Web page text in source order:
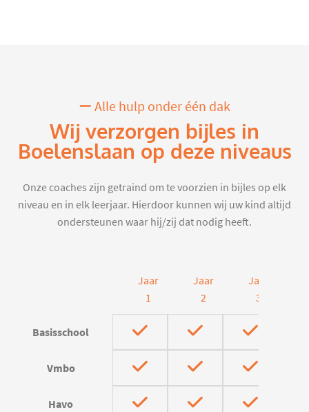
Alle hulp onder één dak
Wij verzorgen bijles in
Boelenslaan op deze niveaus
Onze coaches zijn getraind om te voorzien in bijles op elk
niveau en in elk leerjaar. Hierdoor kunnen wij uw kind altijd
ondersteunen waar hij/zij dat nodig heeft.
Jaar
1
Jaar
2
Jaar
3
Basisschool
Vmbo
Havo